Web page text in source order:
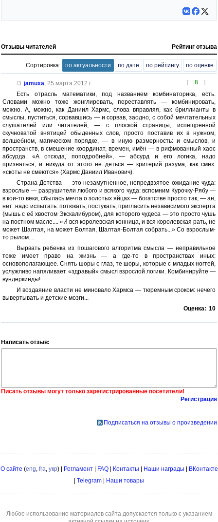
Отзывы читателей Рейтинг отзыва
Сортировка: по актуальности по дате по рейтингу по оценке
[ 8 ]
jamuxa, 25 марта 2012 г.
Есть отрасль математики, под названием комбинаторика, есть.
Словами можно тоже жонглировать, переставлять — комбинировать,
можно. А, можно, как Даниил Хармс, слова вправляя, как бриллианты в
смыслы, пуститься, сорвавшись — и сорвав, заодно, с собой мечтательных
слушателей или читателей, — с плоской страницы, испещренной
скучноватой внятицей обыденных слов, просто поставив их в нужном,
волшебном, магическом порядке, — в иную размерность: и смыслов, и
пространств, в смешение координат, времен, имён — в рифмованный хаос
абсурда. «А отсюда, поподробней», — абсурд и его логика, надо
признаться, и никуда от этого не деться — критерий разума, как смех:
«скоты не смеются» (Хармс Даниил Иванович).
Страна Детства — это незамутненное, непредвзятое ожидание чуда:
взрослые — разрушители любого и всякого чуда: вспомним Курочку-Рябу —
в кои-то веки, сбылась мечта о золотых яйцах — богатстве просто так, — ан,
нет: надо испытать: потюкать, постукать, пригласить независимого эксперта
(мышь с её хвостом Экскалибуром), для которого чудеса — это просто чушь
на постном масле.... «И вся королевская конница, и вся королевская рать, не
может Шалтая, на может Болтая, Шалтая-Болтая собрать...» Со взрослым-
то рылом....
Вырвать ребенка из пошагового алгоритма смысла — неправильное
тоже имеет право на жизнь — а где-то в пространствах иных:
основополагающее. Снять шоры с глаз, те шоры, которые с младых ногтей,
услужливо напяливает «здравый» смысл взрослой логики. Комбинируйте —
вундеркинды!
И воздаяние власти не миновало Хармса — тюремным сроком: нечего
вывертывать и детские мозги...
Оценка: 10
Написать отзыв:
Писать отзывы могут только зарегистрированные посетители!
Регистрация
Подписаться на отзывы о произведении
О сайте (eng, fra, укр) | Регламент| FAQ| Контакты Наши награды
ВКонтакте
Telegram Наши товары
Любое использование материалов сайта допускается только с указанием